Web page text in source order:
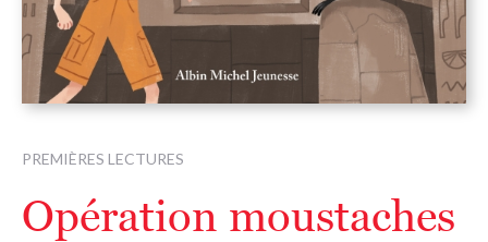
PREMIÈRES LECTURES
Opération moustaches